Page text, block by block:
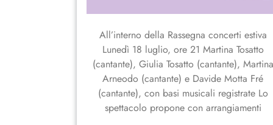
All’interno della Rassegna concerti estiva
Lunedì 18 luglio, ore 21 Martina Tosatto
(cantante), Giulia Tosatto (cantante), Martina
Arneodo (cantante) e Davide Motta Fré
(cantante), con basi musicali registrate Lo
spettacolo propone con arrangiamenti